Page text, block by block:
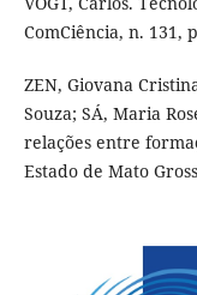
ComCiência, n. 131,
ZEN, Giovana
Souza; SÁ, Maria
relações entre
Estado de Mato